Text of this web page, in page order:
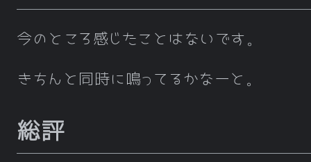
今のところ感じたことはないです。
きちんと同時に鳴ってるかなーと。
総評